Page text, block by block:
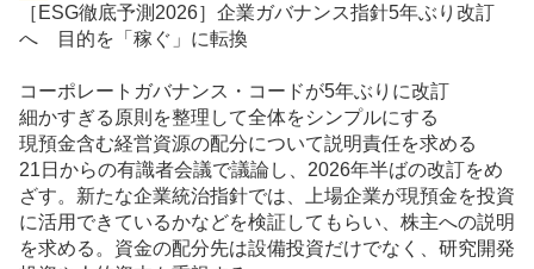
示
板
事
［ESG徹底予測2026］企業ガバナンス指針5年ぶり改訂
へ 目的を「稼ぐ」に転換
コーポレートガバナンス・コードが5年ぶりに改訂
細かすぎる原則を整理して全体をシンプルにする
現預金含む経営資源の配分について説明責任を求める
21日からの有識者会議で議論し、2026年半ばの改訂をめ
ざす。新たな企業統治指針では、上場企業が現預金を投資
に活用できているかなどを検証してもらい、株主への説明
を求める。資金の配分先は設備投資だけでなく、研究開発